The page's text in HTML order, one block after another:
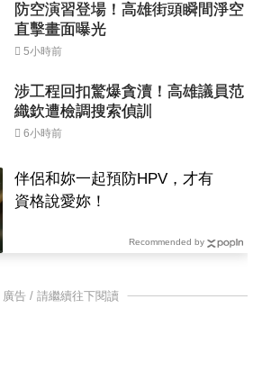
防空演習登場！高雄街頭瞬間淨空
直擊畫面曝光
5小時前
涉工程回扣驚爆貪瀆！高雄議員范
織欽遭檢調搜索偵訓
6小時前
伴侶和妳一起預防HPV，才有
資格說愛妳！
Recommended by
廣告 / 請繼續往下閱讀